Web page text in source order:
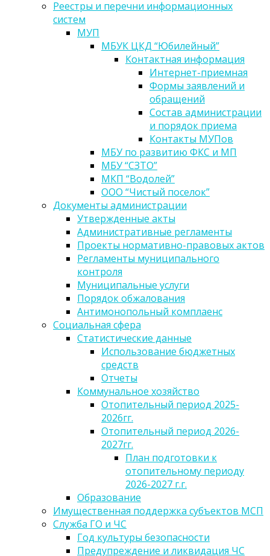
Реестры и перечни информационных
систем
МУП
МБУК ЦКД “Юбилейный”
Контактная информация
Интернет-приемная
Формы заявлений и
обращений
Состав администрации
и порядок приема
Контакты МУПов
МБУ по развитию ФКС и МП
МБУ “СЗТО”
МКП “Водолей”
ООО “Чистый поселок”
Документы администрации
Утвержденные акты
Административные регламенты
Проекты нормативно-правовых актов
Регламенты муниципального
контроля
Муниципальные услуги
Порядок обжалования
Антимонопольный комплаенс
Социальная сфера
Статистические данные
Использование бюджетных
средств
Отчеты
Коммунальное хозяйство
Отопительный период 2025-
2026гг.
Отопительный период 2026-
2027гг.
План подготовки к
отопительному периоду
2026-2027 г.г.
Образование
Имущественная поддержка субъектов МСП
Служба ГО и ЧС
Год культуры безопасности
Предупреждение и ликвидация ЧС